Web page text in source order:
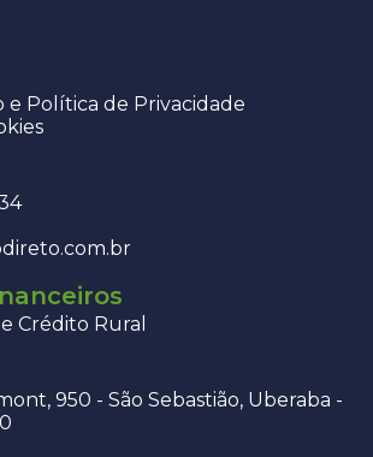
e Política de Privacidade
Crédito Rural
950 - São Sebastião, Uberaba -